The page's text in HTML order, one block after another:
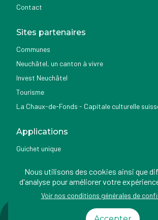
Contact
Sites partenaires
Communes
Neuchâtel, un canton à vivre
Invest Neuchâtel
Tourisme
La Chaux-de-Fonds - Capitale culturelle
Applications
Guichet unique
Nemo news
Conditions Protection des
Nous utilisons des cookies ainsi que
d'analyse pour améliorer votre
Voir nos conditions générales de